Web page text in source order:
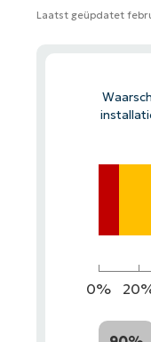
Laatst geüpdatet
0%